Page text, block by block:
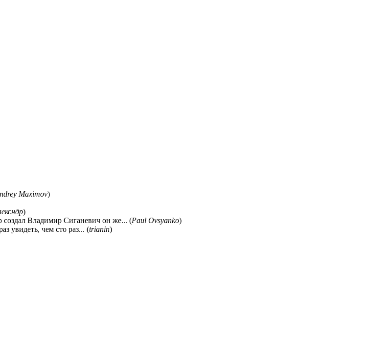
Maximov)
)
Владимир Сиганевич он же... (Paul Ovsyanko)
увидеть, чем сто раз... (trianin)